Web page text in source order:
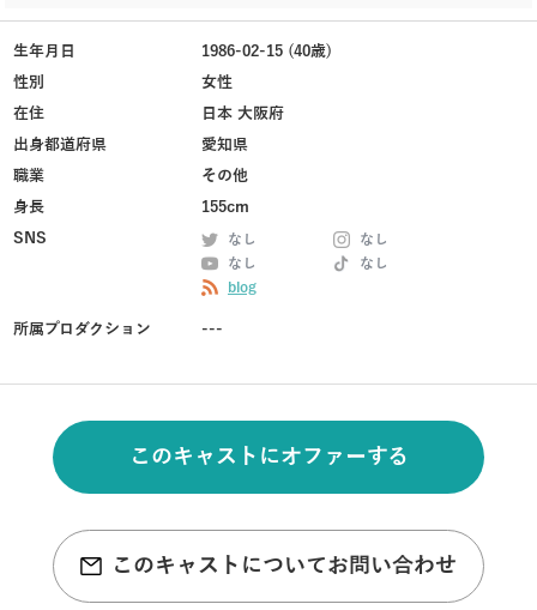
生年月日
1986-02-15 (40歳)
性別
女性
在住
日本 大阪府
出身都道府県
愛知県
職業
その他
身長
155cm
SNS
なし
なし
なし
なし
blog
所属プロダクション ---
このキャストにオファーする
このキャストについてお問い合わせ